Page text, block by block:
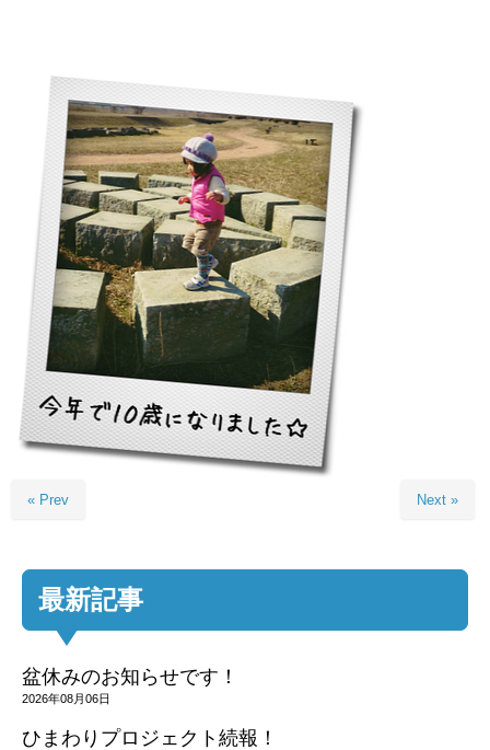
« Prev Next »
最新記事
盆休みのお知らせです！
2026年08月06日
ひまわりプロジェクト続報！